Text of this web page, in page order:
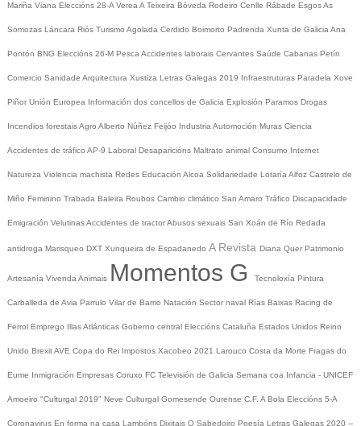
Mariña Viana Eleccións 28-A Verea A Teixeira Bóveda Rodeiro Cenlle Rábade EsgosAs
Somozas Láncara Riós Turismo Agolada Cerdido Boimorto Padrenda Xunta de Galicia Ana
Pontón BNG Eleccións 26-M Pesca Accidentes laborais Cervantes Saúde Cabanas Petín
Comercio Sanidade Arquitectura Xustiza Letras Galegas 2019 Infraestruturas Paradela Xove
Piñor Unión Europea Información dos concellos de Galicia Explosión Paramos Drogas
Incendios forestaisAgro Alberto Núñez Feijóo Industria Automoción Muras Ciencia
Accidentes de tráfico AP-9 Laboral Desaparicións Maltrato animal Consumo Internet
Natureza Violencia machista Redes Educación Alcoa Solidariedade Lotaría Alfoz Castrelo de
Miño Feminino Trabada Baleira Roubos Cambio climático San Amaro Tráfico Discapacidade
Emigración VelutinasAccidentes de tractorAbusos sexuais San Xoán de Río Redada
antidroga Marisqueo DXT Xunqueira de Espadanedo A Revista Diana Quer Patrimonio
Artesanía Vivenda Animais Momentos G Tecnoloxía Pintura
Carballeda de Avia Parrulo Vilar de Barrio Natación Sector naval Rías Baixas Racing de
Ferrol Emprego Illas Atlánticas Goberno central Eleccións Cataluña Estados Unidos Reino
Unido BrexitAVE Copa do Rei Impostos Xacobeo 2021 Larouco Costa da Morte Fragas do
Eume Inmigración Empresas Coruxo FC Televisión de Galicia Semana coa Infancia - UNICEF
Amoeiro "Culturgal 2019" Neve Culturgal Gomesende Ourense C.F. A Bola Eleccións 5-A
Coronavirus En forma na casa Lambóns Dixitais O Sabedoiro Poesía Letras Galegas 2020 --